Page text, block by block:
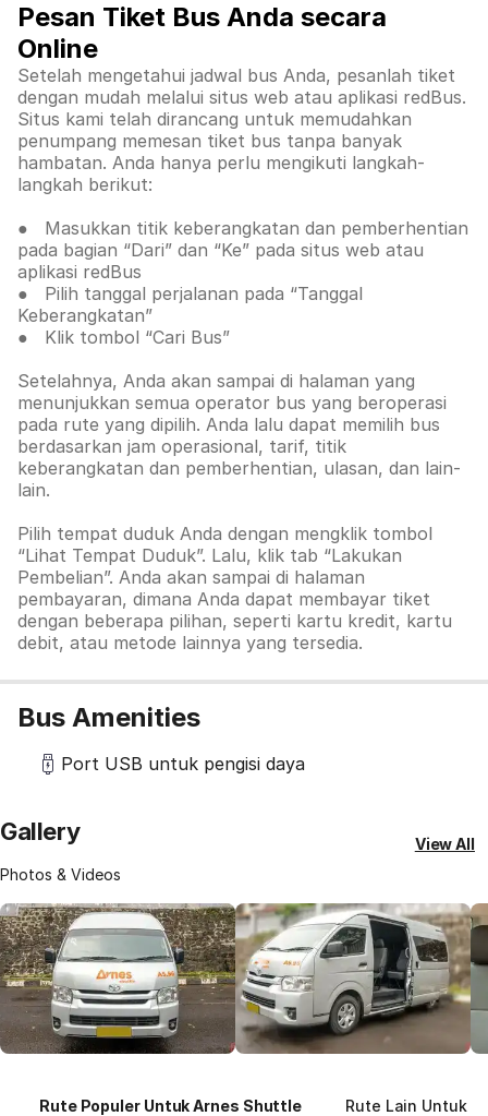
Pesan Tiket Bus Anda secara
Online
Setelah mengetahui jadwal bus Anda, pesanlah tiket
dengan mudah melalui situs web atau aplikasi redBus.
Situs kami telah dirancang untuk memudahkan
penumpang memesan tiket bus tanpa banyak
hambatan. Anda hanya perlu mengikuti langkah-
langkah berikut:
● Masukkan titik keberangkatan dan pemberhentian
pada bagian “Dari” dan “Ke” pada situs web atau
aplikasi redBus
● Pilih tanggal perjalanan pada “Tanggal
Keberangkatan”
● Klik tombol “Cari Bus”
Setelahnya, Anda akan sampai di halaman yang
menunjukkan semua operator bus yang beroperasi
pada rute yang dipilih. Anda lalu dapat memilih bus
berdasarkan jam operasional, tarif, titik
keberangkatan dan pemberhentian, ulasan, dan lain-
lain.
Pilih tempat duduk Anda dengan mengklik tombol
“Lihat Tempat Duduk”. Lalu, klik tab “Lakukan
Pembelian”. Anda akan sampai di halaman
pembayaran, dimana Anda dapat membayar tiket
dengan beberapa pilihan, seperti kartu kredit, kartu
debit, atau metode lainnya yang tersedia.
Bus Amenities
Port USB untuk pengisi daya
Gallery
Photos & Videos
View All
Rute Populer Untuk Arnes Shuttle Rute Lain Untuk